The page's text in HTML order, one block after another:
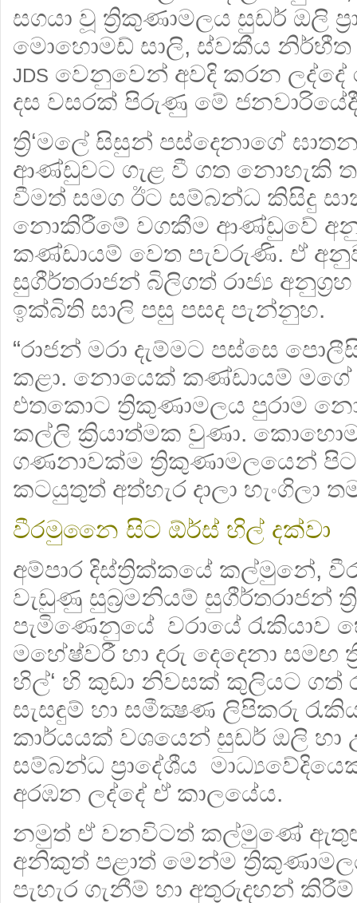
සගයා වූ ත්‍රිකුණාමලය සුඩර් ඔලි
මොහොමඩ් සාලි, ස්වකීය නිර්භීත
JDS වෙනුවෙන් අවදි කරන
දස වසරක් පිරුණු මේ
ත්‍රි‘මලේ සිසුන් පස්දෙනාගේ
ආණ්ඩුවට ගැළ වී ගත නොහැකි
වීමත් සමග ඊට සම්බන්ධ කිසිදු
නොකිරීමේ වගකීම ආණ්ඩුවේ
කණ්ඩායම් වෙත පැවරුණි. ඒ
සුගීර්තරාජන් බිලිගත් රාජ්‍ය
ඉක්බිති සාලි පසු පසද පැන්නුහ.
“රාජන් මරා දැම්මට පස්සෙ
කළා. නොයෙක් කණ්ඩායම් මගේ
එතකොට ත්‍රිකුණාමලය පුරාම
කල්ලි ක්‍රියාත්මක වුණා.
ගණනාවක්ම ත්‍රිකුණාමලයෙන්
කටයුතුත් අත්හැර දාලා හැංගිලා
වීරමුනෛ සිට ඕර්ස් හිල් දක්වා
අම්පාර දිස්ත්‍රික්කයේ කල්මුනේ,
වැඩුණු සුබ්‍රමනියම් සුගීර්තරාජන්
පැමිණෙනුයේ වරායේ රැකියාව
මහේෂ්වරී හා දරු දෙදෙනා සමඟ
හිල්‘ හි කුඩා නිවසක් කුලියට ගත්
සැසඳුම් හා සමීක්‍ෂණ ලිපිකරු
කාර්යයක් වශයෙන් සුඩර් ඔලි හා
සම්බන්ධ ප්‍රාදේශීය
අරඹන ලද්දේ ඒ කාලයේය.
නමුත් ඒ වනවිටත් කල්මුණේ
අනිකුත් පළාත් මෙන්ම
පැහැර ගැනීම් හා අතුරුදහන්